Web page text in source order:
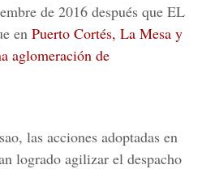
de 2016 después que EL
en Puerto Cortés, La Mesa y
aglomeración de
las acciones adoptadas en
logrado agilizar el despacho